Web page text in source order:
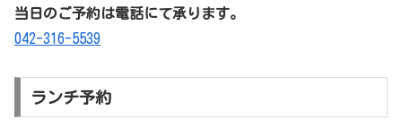
当日のご予約は電話にて承ります。
042-316-5539
ランチ予約